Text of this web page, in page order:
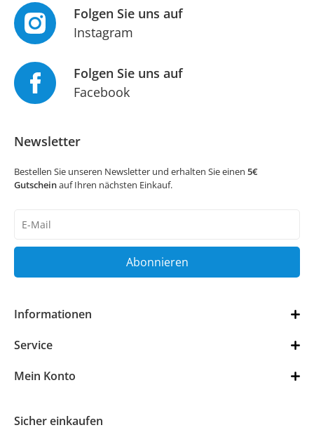
Folgen Sie uns auf
Instagram
Folgen Sie uns auf
Facebook
Newsletter
Bestellen Sie unseren Newsletter und erhalten Sie einen 5€
Gutscheinauf Ihren nächsten Einkauf.
Honig
Abonnieren
Informationen
Service
Mein Konto
Sicher einkaufen